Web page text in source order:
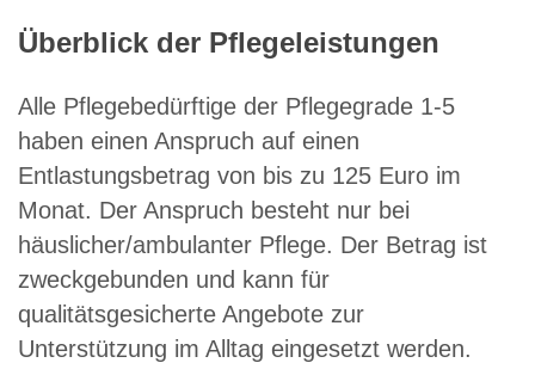
Überblick der Pflegeleistungen
Alle Pflegebedürftige der Pflegegrade 1-5
haben einen Anspruch auf einen
Entlastungsbetrag von bis zu 125 Euro im
Monat. Der Anspruch besteht nur bei
häuslicher/ambulanter Pflege. Der Betrag ist
zweckgebunden und kann für
qualitätsgesicherte Angebote zur
Unterstützung im Alltag eingesetzt werden.